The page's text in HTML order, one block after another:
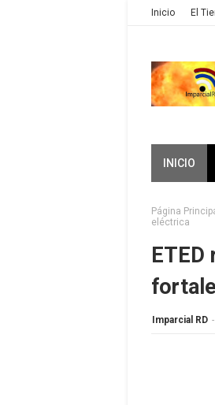
Inicio El
INICIO
Página
eléctrica
Imparcial RD -